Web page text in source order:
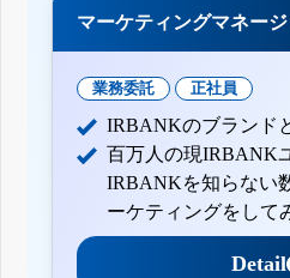
マーケティングマネー
業務委託 正社員
IRBANKのブランド
百万人の現IRBANK
IRBANKを知らない
ーケティングをして
Detail